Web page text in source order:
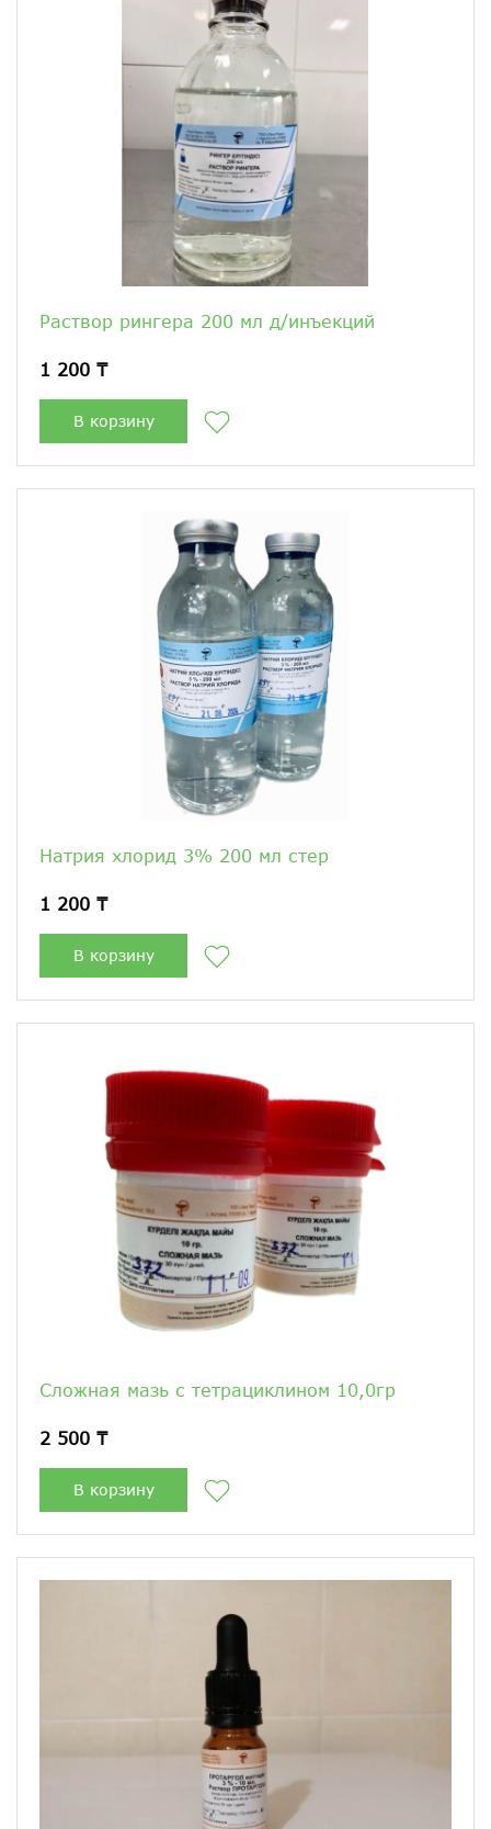
Раствор рингера 200 мл д/инъекций
1 200 ₸
В корзину
Натрия хлорид 3% 200 мл стер
1 200 ₸
В корзину
Сложная мазь с тетрациклином 10,0гр
2 500 ₸
В корзину